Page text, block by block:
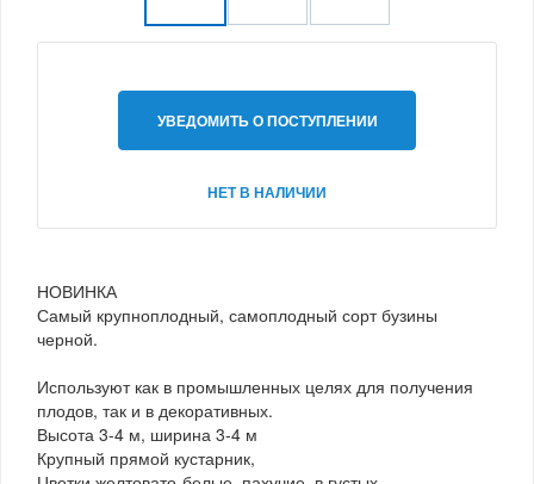
УВЕДОМИТЬ О ПОСТУПЛЕНИИ
НЕТ В НАЛИЧИИ
НОВИНКА
Самый крупноплодный, самоплодный сорт бузины
черной.
Используют как в промышленных целях для получения
плодов, так и в декоративных.
Высота 3-4 м, ширина 3-4 м
Крупный прямой кустарник,